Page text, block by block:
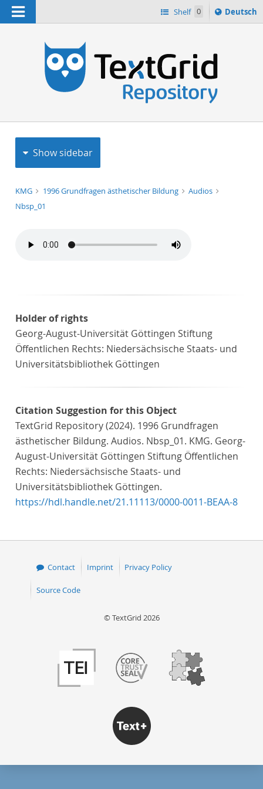
Navigation Shelf 0
Sprache
ï¿½ndern
Deutsch
Show sidebar
KMG 1996 Grundfragen ästhetischer Bildung
Audios
Nbsp_01
Holder of rights
Georg-August-Universität Göttingen Stiftung
Öffentlichen Rechts: Niedersächsische Staats- und
Universitätsbibliothek Göttingen
Citation Suggestion for this Object
TextGrid Repository (2024). 1996 Grundfragen
ästhetischer Bildung. Audios. Nbsp_01. KMG. Georg-
August-Universität Göttingen Stiftung Öffentlichen
Rechts: Niedersächsische Staats- und
Universitätsbibliothek Göttingen.
https://hdl.handle.net/21.11113/0000-0011-BEAA-8
Contact Imprint Privacy Policy
Source Code
© TextGrid 2026